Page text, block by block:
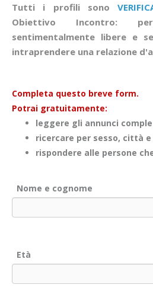
Tutti i profili sono
Obiettivo Incontro:
sentimentalmente libere e
intraprendere una relazione
Completa questo breve form.
Potrai gratuitamente:
leggere gli annunci
ricercare per sesso, città
rispondere alle persone
Nome e cognome
Età